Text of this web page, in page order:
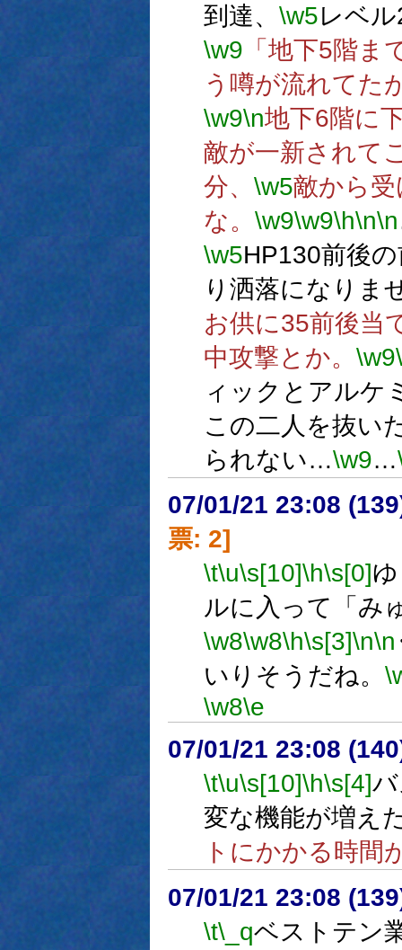
到達、 \w5レベ
\w9 「地下5階
う噂が流れてた
\w9\n地下6階に
敵が一新されて
分、 \w5敵から
な。 \w9\w9\h\n\n
\w5HP130前後
り洒落になりま
お供に35前後当
中攻撃とか。 \w9
ィックとアルケ
この二人を抜い
られない…\w9…
07/01/21 23:08
票: 2]
\t\u\s[10]\h\s[0]
ルに入って「み
\w8\w8\h\s[3]\n\n
いりそうだね。
\w8\e
07/01/21 23:08
\t\u\s[10]\h\s[4]
変な機能が増え
トにかかる時間
07/01/21 23:08
\t\_qベストテン